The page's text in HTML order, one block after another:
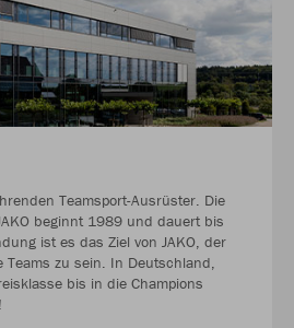
Teamsport-Ausrüster. Die
beginnt 1989 und dauert bis
ist es das Ziel von JAKO, der
Teams zu sein. In Deutschland,
bis in die Champions